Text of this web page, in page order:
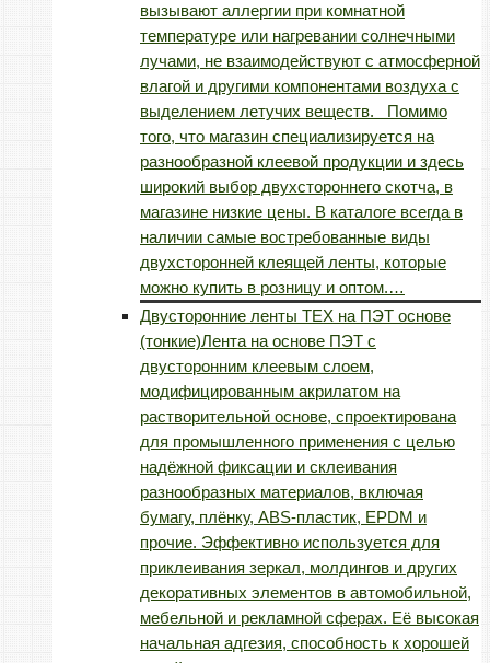
вызывают аллергии при комнатной
температуре или нагревании солнечными
лучами, не взаимодействуют с атмосферной
влагой и другими компонентами воздуха с
выделением летучих веществ. Помимо
того, что магазин специализируется на
разнообразной клеевой продукции и здесь
широкий выбор двухстороннего скотча, в
магазине низкие цены. В каталоге всегда в
наличии самые востребованные виды
двухсторонней клеящей ленты, которые
можно купить в розницу и оптом.…
Двусторонние ленты TEX на ПЭТ основе
(тонкие)Лента на основе ПЭТ с
двусторонним клеевым слоем,
модифицированным акрилатом на
растворительной основе, спроектирована
для промышленного применения с целью
надёжной фиксации и склеивания
разнообразных материалов, включая
бумагу, плёнку, ABS-пластик, EPDM и
прочие. Эффективно используется для
приклеивания зеркал, молдингов и других
декоративных элементов в автомобильной,
мебельной и рекламной сферах. Её высокая
начальная адгезия, способность к хорошей